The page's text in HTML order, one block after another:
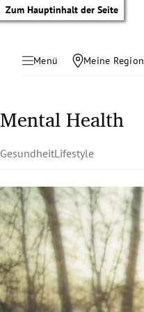
Zum Hauptinhalt der Seite
Menü Meine Region
Untermenü
Untermenü
Mental Health
GesundheitLifestyle